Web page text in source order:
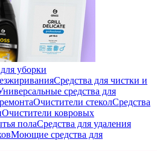
уборки
Средства для чистки и
средства для
Очистители стеколСредства
Очистители ковровых
полаСредства для удаления
Моющие средства для